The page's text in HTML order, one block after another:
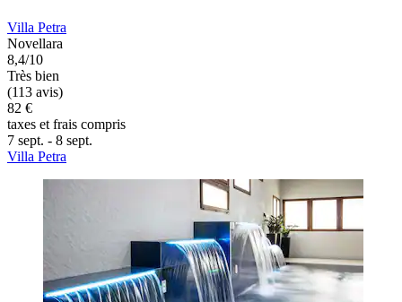
Villa Petra
Novellara
8,4/10
Très bien
(113 avis)
82 €
taxes et frais compris
7 sept. - 8 sept.
Villa Petra